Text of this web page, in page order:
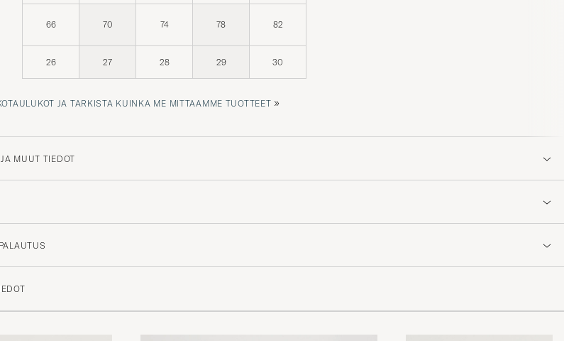
66 70 74 78 82
26 27 28 29 30
JA TARKISTA KUINKA ME MITTAAMME TUOTTEET »
MUUT TIEDOT